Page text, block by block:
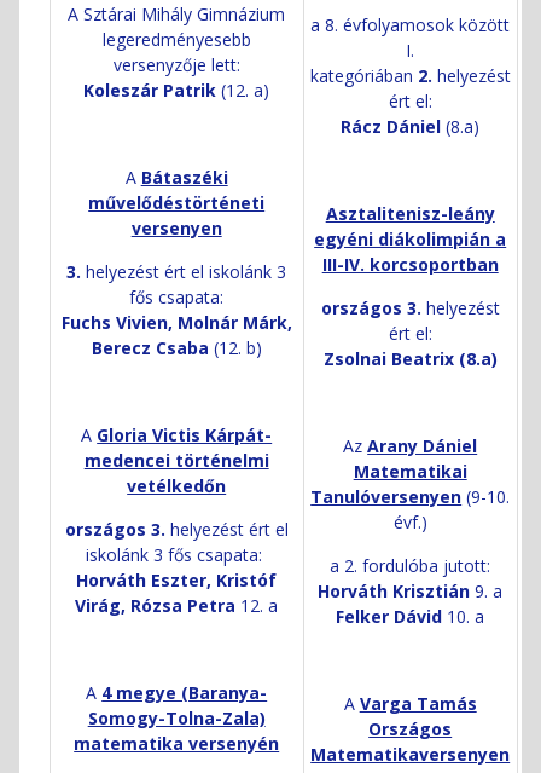
A Sztárai Mihály Gimnázium
legeredményesebb
versenyzője lett:
Koleszár Patrik (12. a)
A Bátaszéki
művelődéstörténeti
versenyen
3. helyezést ért el iskolánk 3
fős csapata:
Fuchs Vivien, Molnár Márk,
Berecz Csaba (12. b)
A Gloria Victis Kárpát-
medencei történelmi
vetélkedőn
országos 3. helyezést ért el
iskolánk 3 fős csapata:
Horváth Eszter, Kristóf
Virág, Rózsa Petra 12. a
A 4 megye (Baranya-
Somogy-Tolna-Zala)
matematika versenyén
a 8. évfolyamosok között
I.
kategóriában 2. helyezést
ért el:
Rácz Dániel (8.a)
Asztalitenisz-leány
egyéni diákolimpián a
III-IV. korcsoportban
országos 3. helyezést
ért el:
Zsolnai Beatrix (8.a)
Az Arany Dániel
Matematikai
Tanulóversenyen (9-10.
évf.)
a 2. fordulóba jutott:
Horváth Krisztián 9. a
Felker Dávid 10. a
A Varga Tamás
Országos
Matematikaversenyen